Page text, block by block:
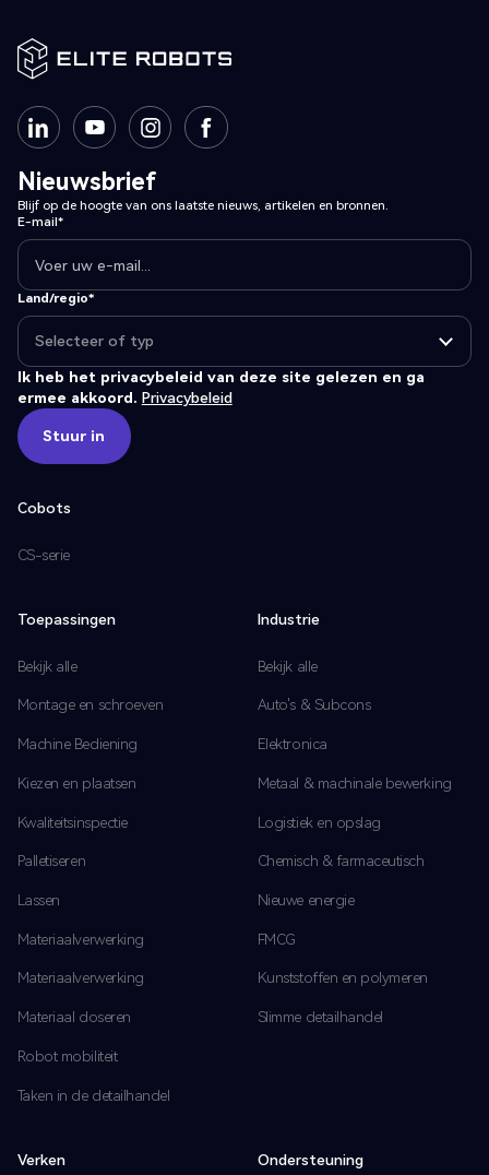
Nieuwsbrief
Blijf op de hoogte van ons laatste nieuws, artikelen en bronnen.
E-mail*
Land/regio*
Ik heb het privacybeleid van deze site gelezen en ga
ermee akkoord. Privacybeleid
Stuur in
Stuur in
Cobots
CS-serie
Toepassingen
Bekijk alle
Montage en schroeven
Machine Bediening
Kiezen en plaatsen
Kwaliteitsinspectie
Palletiseren
Lassen
Materiaalverwerking
Materiaalverwerking
Materiaal doseren
Robot mobiliteit
Taken in de detailhandel
Industrie
Bekijk alle
Auto's & Subcons
Elektronica
Metaal & machinale bewerking
Logistiek en opslag
Chemisch & farmaceutisch
Nieuwe energie
FMCG
Kunststoffen en polymeren
Slimme detailhandel
Verken Ondersteuning